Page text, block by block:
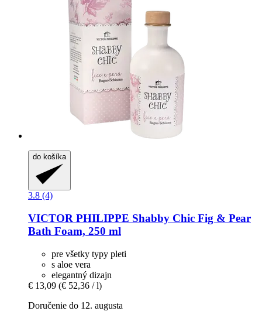
do košíka
3.8 (4)
VICTOR PHILIPPE Shabby Chic Fig & Pear
Bath Foam, 250 ml
pre všetky typy pleti
s aloe vera
elegantný dizajn
€ 13,09 (€ 52,36 / l)
Doručenie do 12. augusta